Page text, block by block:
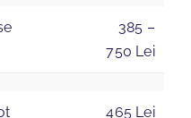
385 –
750 Lei
465 Lei